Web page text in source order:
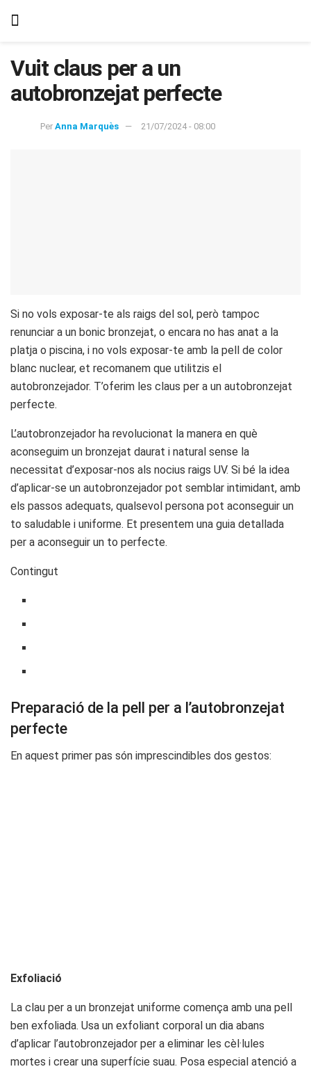
Vuit claus per a un
autobronzejat perfecte
Per Anna Marquès 21/07/2024 - 08:00
Si no vols exposar-te als raigs del sol, però tampoc
renunciar a un bonic bronzejat, o encara no has anat a la
platja o piscina, i no vols exposar-te amb la pell de color
blanc nuclear, et recomanem que utilitzis el
autobronzejador. T’oferim les claus per a un autobronzejat
perfecte.
L’autobronzejador ha revolucionat la manera en què
aconseguim un bronzejat daurat i natural sense la
necessitat d’exposar-nos als nocius raigs UV. Si bé la idea
d’aplicar-se un autobronzejador pot semblar intimidant, amb
els passos adequats, qualsevol persona pot aconseguir un
to saludable i uniforme. Et presentem una guia detallada
per a aconseguir un to perfecte.
Contingut
Preparació de la pell per a l’autobronzejat
perfecte
En aquest primer pas són imprescindibles dos gestos:
Exfoliació
La clau per a un bronzejat uniforme comença amb una pell
ben exfoliada. Usa un exfoliant corporal un dia abans
d’aplicar l’autobronzejador per a eliminar les cèl·lules
mortes i crear una superfície suau. Posa especial atenció a